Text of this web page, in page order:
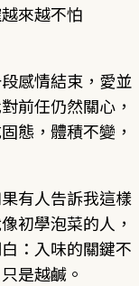
來越不怕
感情結束，愛並
前任仍然關心，
態，體積不變，
有人告訴我這樣
初學泡菜的人，
：入味的關鍵不
是越鹹。